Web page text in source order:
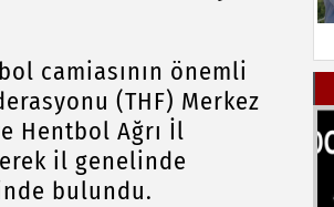
camiasının önemli
(THF) Merkez
Hentbol Ağrı İl
il genelinde
bulundu.